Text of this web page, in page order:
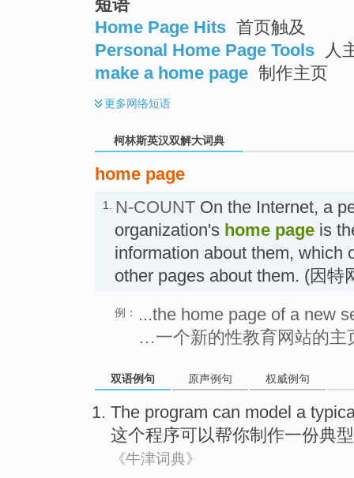
短语
Home Page Hits 首页触及
Personal Home Page Tools
人
make a home page 制作主页
更多网络短语
柯林斯英汉双解大词典
home page
1. N-COUNT On the Internet, a
organization's home page is
information about them, which
other pages about them. (因特
例：
...the home page of a new
…一个新的性教育网站的主
双语例句 原声例句 权威例句
The program can model a
这个程序可以帮你制作一份典型
《牛津词典》